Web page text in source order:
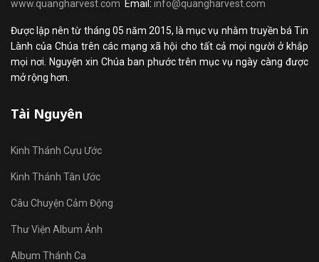
www.quangharvest.com Email: info@quangharvest.com
Được lập nên từ tháng 05 năm 2015, là mục vụ nhằm truyền bá Tin
Lành của Chúa trên các mạng xã hội cho tất cả mọi người ở khắp
mọi nơi. Nguyện xin Chúa ban phước trên mục vụ ngày càng được
mở rộng hơn.
Tài Nguyên
Kinh Thánh Cựu Ước
Kinh Thánh Tân Ước
Câu Chuyện Cảm Động
Thư Viện Album Ảnh
Album Thánh Ca